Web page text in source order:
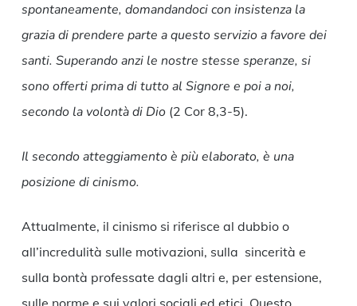
spontaneamente, domandandoci con insistenza la
grazia di prendere parte a questo servizio a favore dei
santi. Superando anzi le nostre stesse speranze, si
sono offerti prima di tutto al Signore e poi a noi,
secondo la volontà di Dio(2 Cor 8,3-5).
Il secondo atteggiamento è più elaborato, è una
posizione di cinismo.
Attualmente, il cinismo si riferisce al dubbio o
all’incredulità sulle motivazioni, sulla sincerità e
sulla bontà professate dagli altri e, per estensione,